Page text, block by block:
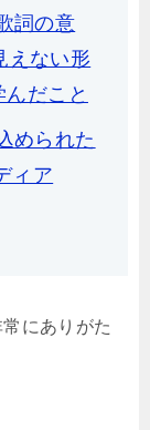
詞の意
えない形
だこと
められた
ィア
にありがた